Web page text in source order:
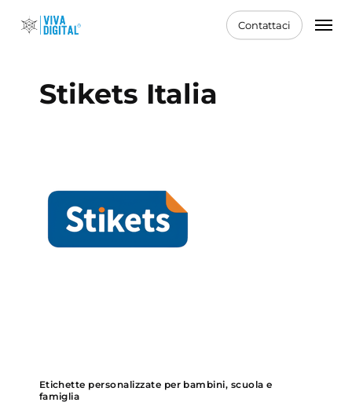
Contattaci
Stikets Italia
Etichette personalizzate per bambini, scuola e
famiglia